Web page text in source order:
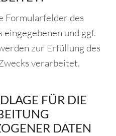
Formularfelder des
und ggf.
zur Erfüllung des
verarbeitet.
FÜR DIE
DATEN